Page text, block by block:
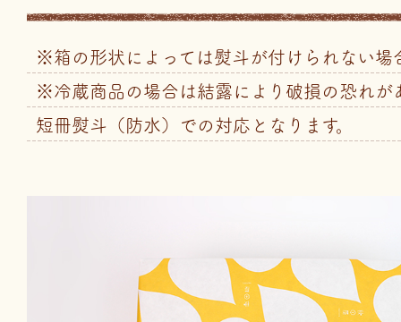
※箱の形状によっては熨斗が付けられない場
※冷蔵商品の場合は結露により破損の恐れが
短冊熨斗（防水）での対応となります。